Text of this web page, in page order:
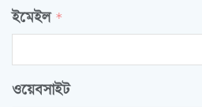
ইমেইল *
ওয়েবসাইট